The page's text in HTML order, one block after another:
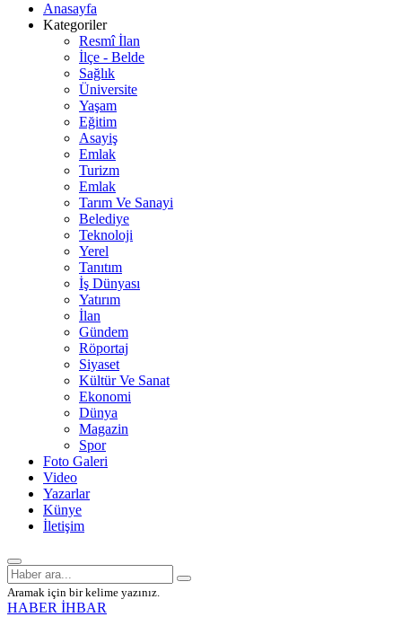
Anasayfa
Kategoriler
Resmî İlan
İlçe - Belde
Sağlık
Üniversite
Yaşam
Eğitim
Asayiş
Emlak
Turizm
Emlak
Tarım Ve Sanayi
Belediye
Teknoloji
Yerel
Tanıtım
İş Dünyası
Yatırım
İlan
Gündem
Röportaj
Siyaset
Kültür Ve Sanat
Ekonomi
Dünya
Magazin
Spor
Foto Galeri
Video
Yazarlar
Künye
İletişim
Aramak için bir kelime yazınız.
HABER İHBAR